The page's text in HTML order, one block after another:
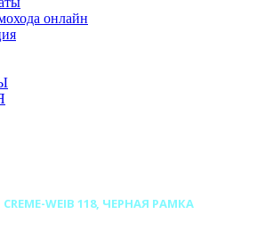
онлайн
CREME-WEIB 118, ЧЕРНАЯ РАМКА